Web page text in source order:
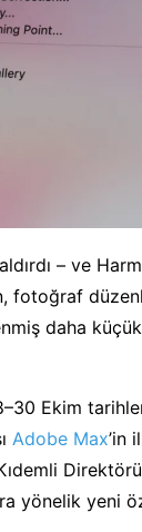
– ve
daha
Ekim
Adobe Max’in
yönelik yeni